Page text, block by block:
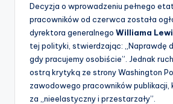
Decyzja o wprowadzeniu pełnego
pracowników od czerwca została
dyrektora generalnego Williama
tej polityki, stwierdzając: „Naprawdę
gdy pracujemy osobiście”. Jednak
ostrą krytyką ze strony Washington
zawodowego pracowników publikacji,
za „nieelastyczny i przestarzały”.